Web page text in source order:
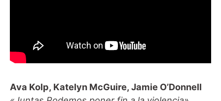
Ava Kolp, Katelyn McGuire, Jamie O’Donnell